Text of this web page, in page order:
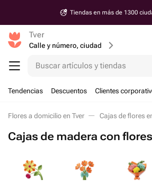
Tiendas en más de 1300
Tver
Calle y número, ciudad
Buscar artículos y tiendas
Tendencias Descuentos Clientes
Flores a domicilio en Tver Cajas de flores
Cajas de madera con